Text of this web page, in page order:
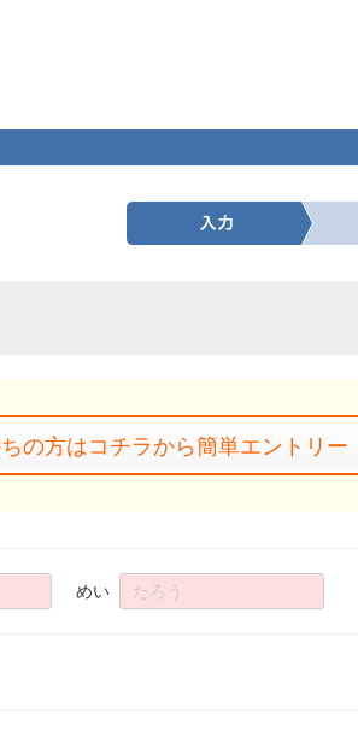
の方はコチラから簡単エントリー
めい